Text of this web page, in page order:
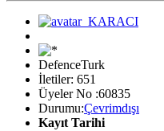
DefenceTurk
İletiler: 651
Üyeler No :60835
Durumu:Çevrimdışı
Kayıt Tarihi